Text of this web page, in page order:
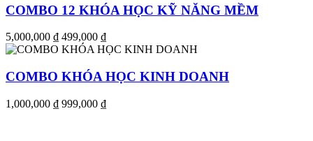
COMBO 12 KHÓA HỌC KỸ NĂNG MỀM
5,000,000 ₫ 499,000 ₫
COMBO KHÓA HỌC KINH DOANH
1,000,000 ₫ 999,000 ₫